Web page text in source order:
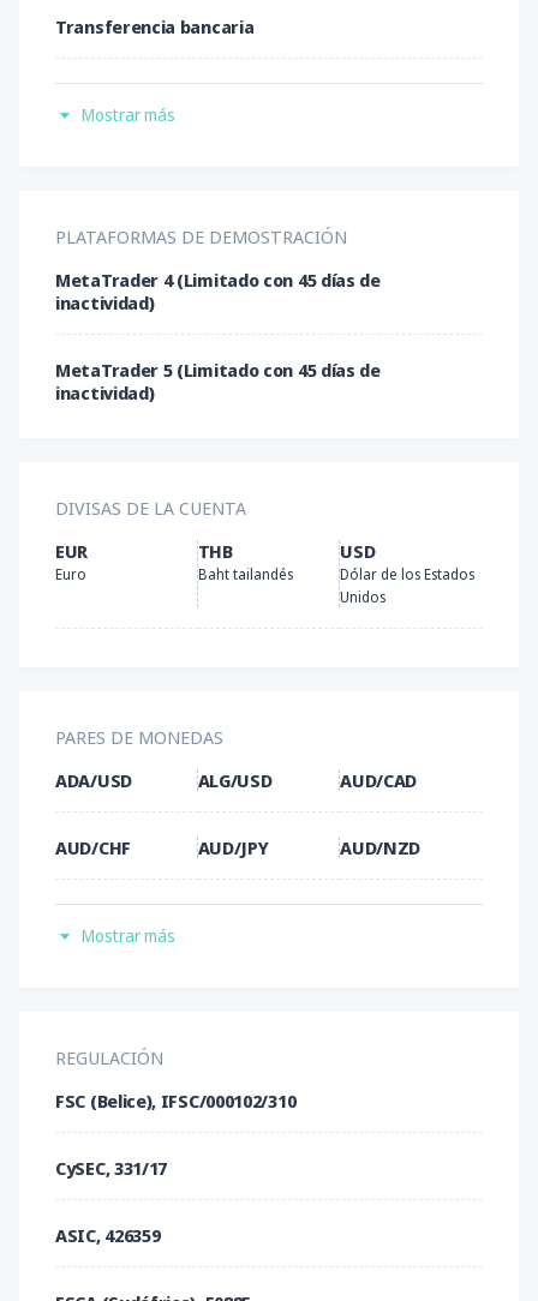
Unión Europea
Transferencia bancaria
UnionPay
Perfect Money
Transferencia bancaria local
Litecoin
Bitcoin
Bitcoin Cash
Mostrar más
PLATAFORMAS DE DEMOSTRACIÓN
MetaTrader 4 (Limitado con 45 días de
inactividad)
MetaTrader 5 (Limitado con 45 días de
inactividad)
DIVISAS DE LA CUENTA
EUR
Euro
THB
Baht tailandés
USD
Dólar de los Estados
Unidos
PARES DE MONEDAS
ADA/USD
ALG/USD AUD/CAD
AUD/CHF AUD/JPY AUD/NZD
BNB/USD
BTC/XAU
CHF/DKK
CHF/SEK
Mostrar más
REGULACIÓN
FSC (Belice), IFSC/000102/310
CySEC, 331/17
ASIC, 426359